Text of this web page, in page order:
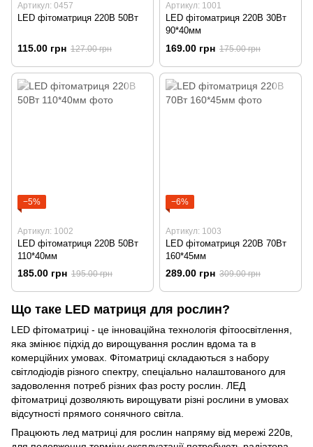
Артикул: 0457
LED фітоматриця 220В 50Вт
115.00 грн 127.00 грн
Артикул: 1001
LED фітоматриця 220В 30Вт
90*40мм
169.00 грн 175.00 грн
−5%
Артикул: 1002
LED фітоматриця 220В 50Вт
110*40мм
185.00 грн 195.00 грн
−6%
Артикул: 1003
LED фітоматриця 220В 70Вт
160*45мм
289.00 грн 309.00 грн
Що таке LED матриця для рослин?
LED фітоматриці - це інноваційна технологія фітоосвітлення,
яка змінює підхід до вирощування рослин вдома та в
комерційних умовах. Фітоматриці складаються з набору
світлодіодів різного спектру, спеціально налаштованого для
задоволення потреб різних фаз росту рослин. ЛЕД
фітоматриці дозволяють вирощувати різні рослини в умовах
відсутності прямого сонячного світла.
Працюють лед матриці для рослин напряму від мережі 220в,